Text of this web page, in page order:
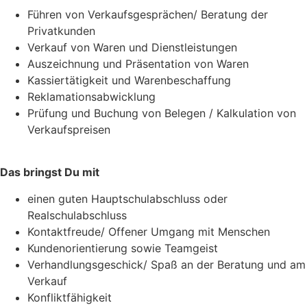
Führen von Verkaufsgesprächen/ Beratung der
Privatkunden
Verkauf von Waren und Dienstleistungen
Auszeichnung und Präsentation von Waren
Kassiertätigkeit und Warenbeschaffung
Reklamationsabwicklung
Prüfung und Buchung von Belegen / Kalkulation von
Verkaufspreisen
Das bringst Du mit
einen guten Hauptschulabschluss oder
Realschulabschluss
Kontaktfreude/ Offener Umgang mit Menschen
Kundenorientierung sowie Teamgeist
Verhandlungsgeschick/ Spaß an der Beratung und am
Verkauf
Konfliktfähigkeit